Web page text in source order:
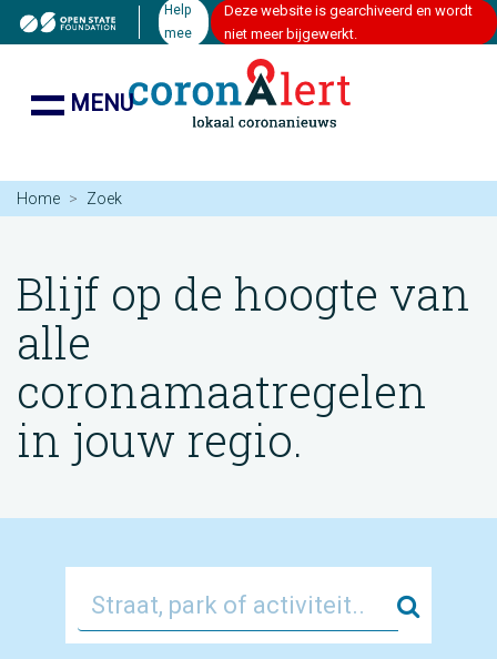
Help
mee
Deze website is gearchiveerd en wordt
niet meer bijgewerkt.
MENU
Home Zoek
Blijf op de hoogte van
alle
coronamaatregelen
in jouw regio.
Zoek